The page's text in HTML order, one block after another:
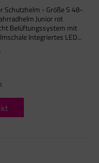
Schutzhelm - Größe S 48-
Junior rot
Belüftungssystem mit
Integriertes LED...